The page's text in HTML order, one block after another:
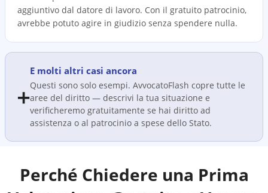
aggiuntivo dal datore di lavoro. Con il gratuito patrocinio,
avrebbe potuto agire in giudizio senza spendere nulla.
➕
E molti altri casi ancora
Questi sono solo esempi. AvvocatoFlash copre tutte le
aree del diritto — descrivi la tua situazione e
verificheremo gratuitamente se hai diritto ad
assistenza o al patrocinio a spese dello Stato.
Perché Chiedere una Prima